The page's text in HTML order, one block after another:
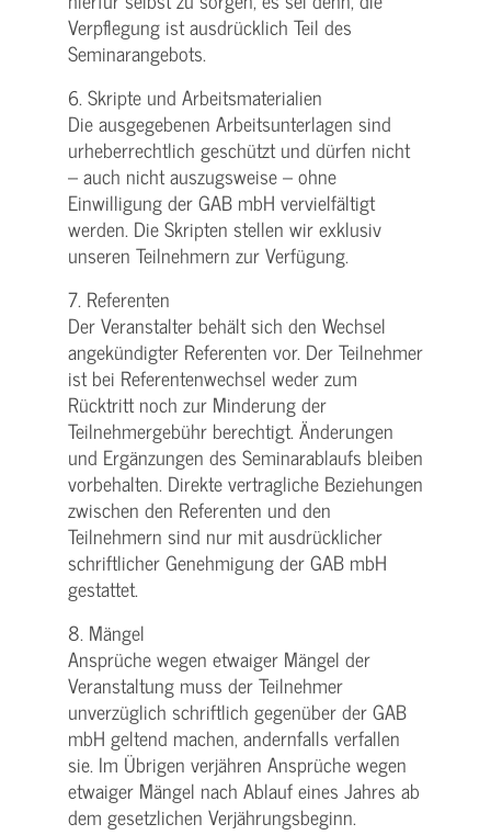
Verpflegung ist ausdrücklich Teil des
Seminarangebots.
6. Skripte und Arbeitsmaterialien
Die ausgegebenen Arbeitsunterlagen sind
urheberrechtlich geschützt und dürfen nicht
– auch nicht auszugsweise – ohne
Einwilligung der GAB mbH vervielfältigt
werden. Die Skripten stellen wir exklusiv
unseren Teilnehmern zur Verfügung.
7. Referenten
Der Veranstalter behält sich den Wechsel
angekündigter Referenten vor. Der Teilnehmer
ist bei Referentenwechsel weder zum
Rücktritt noch zur Minderung der
Teilnehmergebühr berechtigt. Änderungen
und Ergänzungen des Seminarablaufs bleiben
vorbehalten. Direkte vertragliche Beziehungen
zwischen den Referenten und den
Teilnehmern sind nur mit ausdrücklicher
schriftlicher Genehmigung der GAB mbH
gestattet.
8. Mängel
Ansprüche wegen etwaiger Mängel der
Veranstaltung muss der Teilnehmer
unverzüglich schriftlich gegenüber der GAB
mbH geltend machen, andernfalls verfallen
sie. Im Übrigen verjähren Ansprüche wegen
etwaiger Mängel nach Ablauf eines Jahres ab
dem gesetzlichen Verjährungsbeginn.